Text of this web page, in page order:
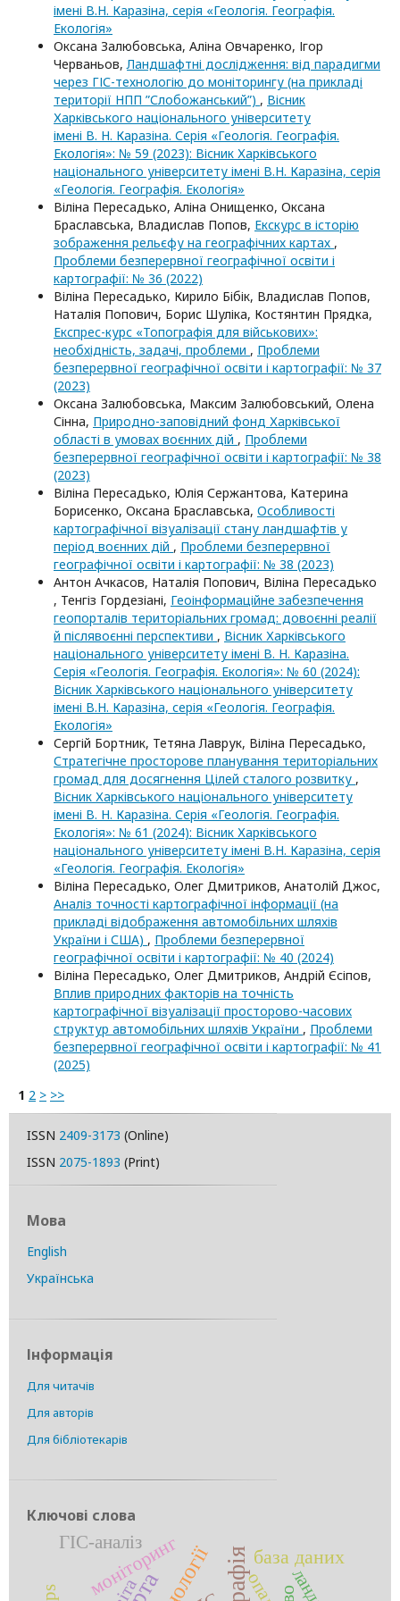
імені В.Н. Каразіна, серія «Геологія. Географія.
Екологія»
Оксана Залюбовська, Аліна Овчаренко, Ігор
Черваньов,Ландшафтні дослідження: від парадигми
через ГІС-технологію до моніторингу (на прикладі
території НПП ”Слобожанський”) , Вісник
Харківського національного університету
імені В. Н. Каразіна. Серія «Геологія. Географія.
Екологія»: № 59 (2023): Вісник Харківського
національного університету імені В.Н. Каразіна, серія
«Геологія. Географія. Екологія»
Віліна Пересадько, Аліна Онищенко, Оксана
Браславська, Владислав Попов, Екскурс в історію
зображення рельєфу на географічних картах ,
Проблеми безперервної географічної освіти і
картографії: № 36 (2022)
Віліна Пересадько, Кирило Бібік, Владислав Попов,
Наталія Попович, Борис Шуліка, Костянтин Прядка,
Експрес-курс «Топографія для військових»:
необхідність, задачі, проблеми , Проблеми
безперервної географічної освіти і картографії: № 37
(2023)
Оксана Залюбовська, Максим Залюбовський, Олена
Сінна, Природно-заповідний фонд Харківської
області в умовах воєнних дій , Проблеми
безперервної географічної освіти і картографії: № 38
(2023)
Віліна Пересадько, Юлія Сержантова, Катерина
Борисенко, Оксана Браславська, Особливості
картографічної візуалізації стану ландшафтів у
період воєнних дій , Проблеми безперервної
географічної освіти і картографії: № 38 (2023)
Антон Ачкасов, Наталія Попович, Віліна Пересадько
, Тенгіз Гордезіані, Геоінформаційне забезпечення
геопорталів територіальних громад: довоєнні реалії
й післявоєнні перспективи , Вісник Харківського
національного університету імені В. Н. Каразіна.
Серія «Геологія. Географія. Екологія»: № 60 (2024):
Вісник Харківського національного університету
імені В.Н. Каразіна, серія «Геологія. Географія.
Екологія»
Сергій Бортник, Тетяна Лаврук, Віліна Пересадько,
Стратегічне просторове планування територіальних
громад для досягнення Цілей сталого розвитку ,
Вісник Харківського національного університету
імені В. Н. Каразіна. Серія «Геологія. Географія.
Екологія»: № 61 (2024): Вісник Харківського
національного університету імені В.Н. Каразіна, серія
«Геологія. Географія. Екологія»
Віліна Пересадько, Олег Дмитриков, Анатолій Джос,
Аналіз точності картографічної інформації (на
прикладі відображення автомобільних шляхів
України і США) , Проблеми безперервної
географічної освіти і картографії: № 40 (2024)
Віліна Пересадько, Олег Дмитриков, Андрій Єсіпов,
Вплив природних факторів на точність
картографічної візуалізації просторово-часових
структур автомобільних шляхів України , Проблеми
безперервної географічної освіти і картографії: № 41
(2025)
1 2 > >>
ISSN 2409-3173 (Online)
ISSN 2075-1893 (Print)
Мова
English
Українська
Інформація
Для читачів
Для авторів
Для бібліотекарів
Ключові слова
моніторинг база даних
ГІС-аналіз